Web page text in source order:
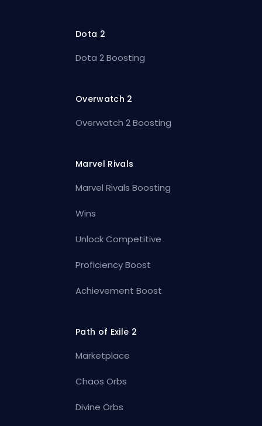
Dota 2
Dota 2 Boosting
Overwatch 2
Overwatch 2 Boosting
Marvel Rivals
Marvel Rivals Boosting
Wins
Unlock Competitive
Proficiency Boost
Achievement Boost
Path of Exile 2
Marketplace
Chaos Orbs
Divine Orbs